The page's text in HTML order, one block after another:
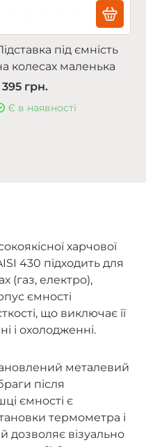
під ємність
колесах маленька
395 грн.
Є в наявності
харчової
430 підходить для
(газ, електро),
ємності
що виключає її
і охолодженні.
металевий
після
ємності є
термометра і
дозволяє візуально